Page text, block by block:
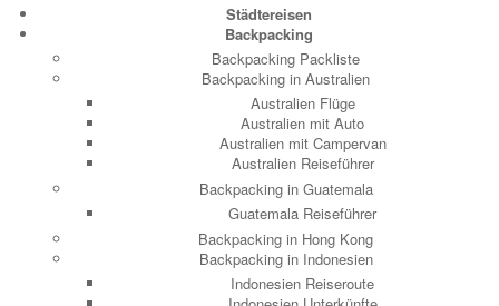
Städtereisen
Backpacking
Backpacking Packliste
Backpacking in Australien
Australien Flüge
Australien mit Auto
Australien mit Campervan
Australien Reiseführer
Backpacking in Guatemala
Guatemala Reiseführer
Backpacking in Hong Kong
Backpacking in Indonesien
Indonesien Reiseroute